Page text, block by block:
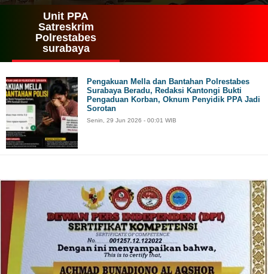
Unit PPA
Satreskrim
Polrestabes
surabaya
Pengakuan Mella dan Bantahan Polrestabes
Surabaya Beradu, Redaksi Kantongi Bukti
Pengaduan Korban, Oknum Penyidik PPA Jadi
Sorotan
Senin, 29 Jun 2026 - 00:01 WIB